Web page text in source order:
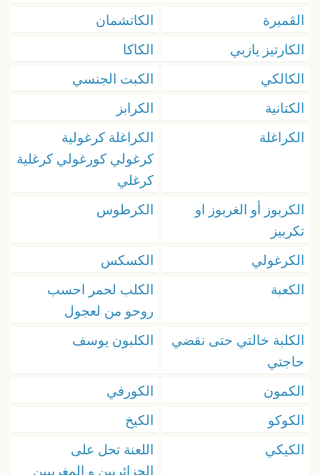
الڨميرة
الكاتشمان
الكارتيز يازبي
الكاكا
الكالكي
الكبت الجنسي
الكتانية
الكرابز
الكراغلة
الكراغلة كرغولية
كرغولي كورغولي كرغلية
كرغلي
الكربوز أو الغربوز او
تكربيز
الكرطوس
الكرغولي
الكسكس
الكعبة
الكلب لحمر احسب
روحو من لعجول
الكلبة خالتي حتى نقضي
حاجتي
الكلبون يوسف
الكمون
الكورفي
الكوكو
الكيخ
الكيكي
اللعنة تحل على
الجزائريين و المغربيين